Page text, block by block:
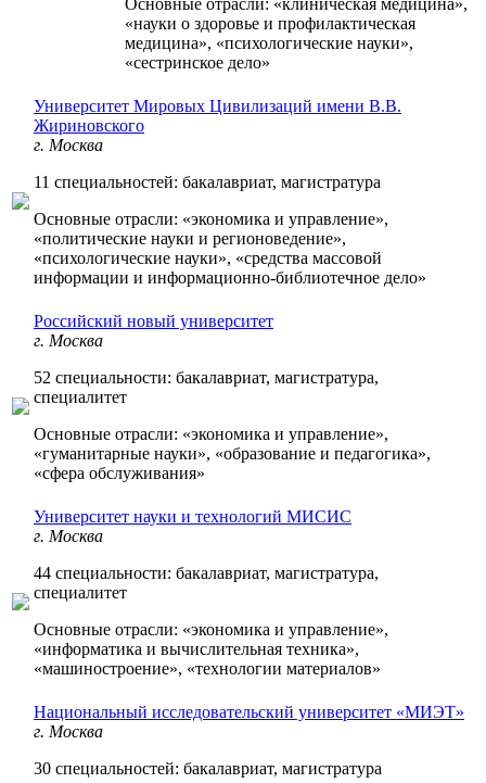
Основные отрасли: «клиническая медицина»,
«науки о здоровье и профилактическая
медицина», «психологические науки»,
«сестринское дело»
Университет Мировых Цивилизаций имени В.В.
Жириновского
г. Москва
11 специальностей: бакалавриат, магистратура
Основные отрасли: «экономика и управление»,
«политические науки и регионоведение»,
«психологические науки», «средства массовой
информации и информационно-библиотечное дело»
Российский новый университет
г. Москва
52 специальности: бакалавриат, магистратура,
специалитет
Основные отрасли: «экономика и управление»,
«гуманитарные науки», «образование и педагогика»,
«сфера обслуживания»
Университет науки и технологий МИСИС
г. Москва
44 специальности: бакалавриат, магистратура,
специалитет
Основные отрасли: «экономика и управление»,
«информатика и вычислительная техника»,
«машиностроение», «технологии материалов»
Национальный исследовательский университет «МИЭТ»
г. Москва
30 специальностей: бакалавриат, магистратура